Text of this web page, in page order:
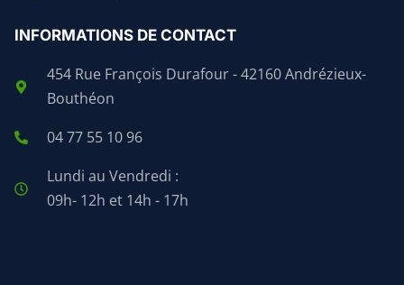
INFORMATIONS DE CONTACT
454 Rue François Durafour - 42160 Andrézieux-
Bouthéon
04 77 55 10 96
Lundi au Vendredi :
09h- 12h et 14h - 17h